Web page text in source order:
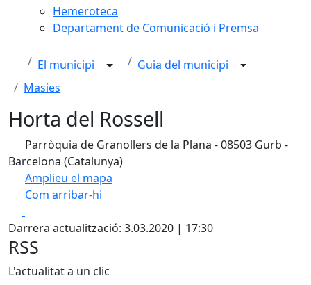
Hemeroteca
Departament de Comunicació i Premsa
El municipi
Guia del municipi
Masies
Horta del Rossell
Parròquia de Granollers de la Plana - 08503 Gurb -
Barcelona (Catalunya)
Amplieu el mapa
Com arribar-hi
+
−
Darrera actualització: 3.03.2020 | 17:30
RSS
L'actualitat a un clic